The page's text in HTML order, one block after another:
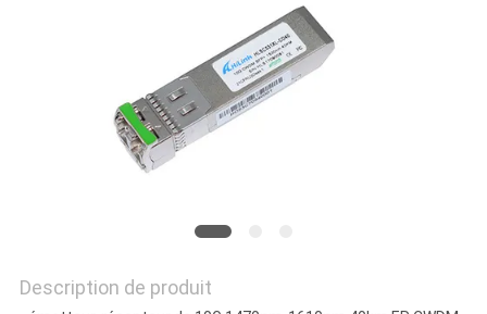
POLITIQUE
Description de produit